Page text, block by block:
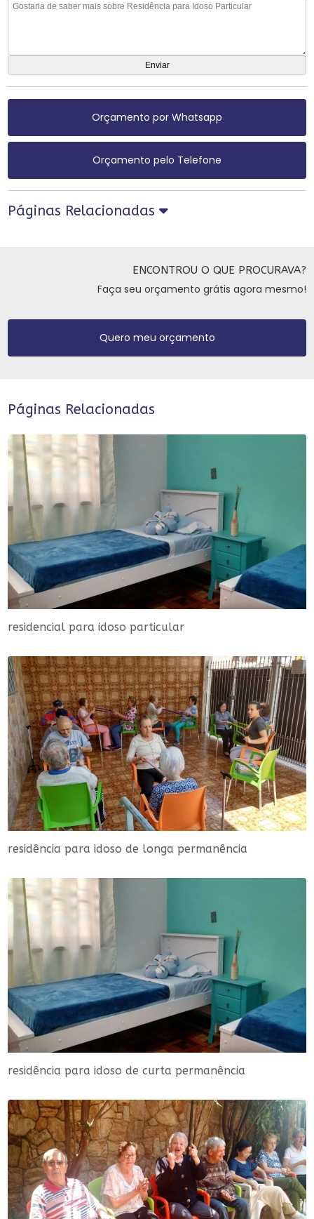
Orçamento por Whatsapp
Orçamento pelo Telefone
Páginas Relacionadas
ENCONTROU O QUE PROCURAVA?
Faça seu orçamento grátis agora mesmo!
Quero meu orçamento
Páginas Relacionadas
residencial para idoso particular
residência para idoso de longa permanência
residência para idoso de curta permanência